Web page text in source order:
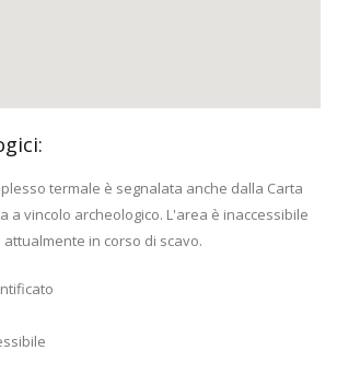
termale è segnalata anche dalla Carta
a vincolo archeologico. L'area è inaccessibile
in corso di scavo.